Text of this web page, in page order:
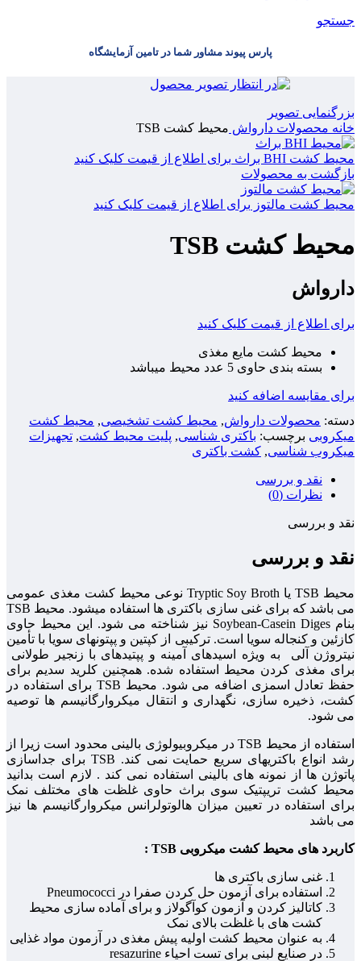
جستجو
پارس پیوند مشاور شما در تامین آزمایشگاه
بزرگنمایی تصویر
خانه محصولات دارواش محیط کشت TSB
محیط کشت BHI براث
برای اطلاع از قیمت کلیک کنید
بازگشت به محصولات
محیط کشت مالتوز برای اطلاع از قیمت کلیک کنید
محیط کشت TSB
دارواش
برای اطلاع از قیمت کلیک کنید
محیط کشت مایع مغذی
بسته بندی حاوی 5 عدد محیط میباشد
برای مقایسه اضافه کنید
دسته: محصولات دارواش, محیط کشت تشخیصی, محیط کشت
میکروبی برچسب: باکتری شناسی, پلیت محیط کشت, تجهیزات
میکروب شناسی, کشت باکتری
نقد و بررسی
نظرات (0)
نقد و بررسی
نقد و بررسی
محیط TSB یا Tryptic Soy Broth نوعی محیط کشت مغذی عمومی
می باشد که برای غنی سازی باکتری ها استفاده میشود. محیط TSB
بنام Soybean-Casein Diges نیز شناخته می شود. این محیط حاوی
کازئین و کنجاله سویا است. ترکیبی از کپتین و پپتونهای سویا با تأمین
نیتروژن آلی به ویژه اسیدهای آمینه و پپتیدهای با زنجیر طولانی
برای مغذی کردن محیط استفاده شده. همچنین کلرید سدیم برای
حفظ تعادل اسمزی اضافه می شود. محیط TSB برای استفاده در
کشت، ذخیره سازی، نگهداری و انتقال میکروارگانیسم ها توصیه
می شود.
استفاده از محیط TSB در میکروبیولوژی بالینی محدود است زیرا از
رشد انواع باکتریهای سریع حمایت نمی کند. TSB برای جداسازی
پاتوژن ها از نمونه های بالینی استفاده نمی کند . لازم است بدانید
محیط کشت تریپتیک سوی براث حاوی غلظت های مختلف نمک
برای استفاده در تعیین میزان هالوتولرانس میکروارگانیسم ها نیز
می باشد
کاربرد های محیط کشت میکروبی TSB :
غنی سازی باکتری ها
استفاده برای آزمون حل کردن صفرا در Pneumococci
کاتالیز کردن و آزمون کوآگولاز و برای آماده سازی محیط
کشت های با غلظت بالای نمک
به عنوان محیط کشت اولیه پیش مغذی در آزمون مواد غذایی
در صنایع لبنی برای تست احیاء resazurine